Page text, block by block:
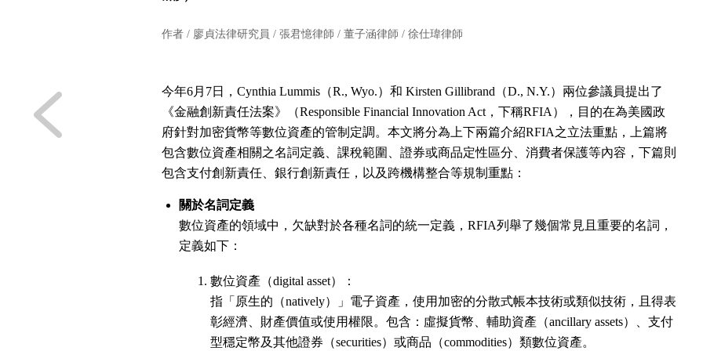
作者 / 廖貞法律研究員 / 張君憶律師 / 董子涵律師 / 徐仕瑋律師
今年6月7日，Cynthia Lummis（R., Wyo.）和 Kirsten Gillibrand（D., N.Y.）兩位參議員提出了
《金融創新責任法案》（Responsible Financial Innovation Act，下稱RFIA），目的在為美國政
府針對加密貨幣等數位資產的管制定調。本文將分為上下兩篇介紹RFIA之立法重點，上篇將
包含數位資產相關之名詞定義、課稅範圍、證券或商品定性區分、消費者保護等內容，下篇則
包含支付創新責任、銀行創新責任，以及跨機構整合等規制重點：
關於名詞定義
數位資產的領域中，欠缺對於各種名詞的統一定義，RFIA列舉了幾個常見且重要的名詞，
定義如下：
數位資產（digital asset）：
指「原生的（natively）」電子資產，使用加密的分散式帳本技術或類似技術，且得表
彰經濟、財產價值或使用權限。包含：虛擬貨幣、輔助資產（ancillary assets）、支付
型穩定幣及其他證券（securities）或商品（commodities）類數位資產。